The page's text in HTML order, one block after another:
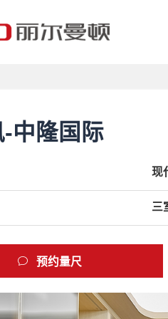
中隆国际
现
三
预约量尺